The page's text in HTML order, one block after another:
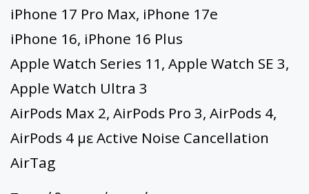
iPhone 17 Pro Max, iPhone 17e
iPhone 16, iPhone 16 Plus
Apple Watch Series 11, Apple Watch SE 3,
Apple Watch Ultra 3
AirPods Max 2, AirPods Pro 3, AirPods 4,
AirPods 4 με Active Noise Cancellation
AirTag